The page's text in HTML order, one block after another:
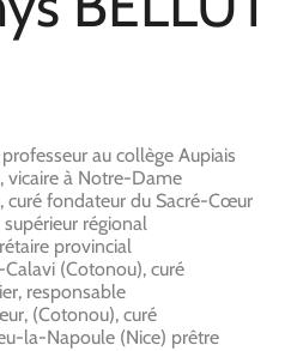
au collège Aupiais
vicaire à Notre-Dame
curé fondateur du Sacré-Cœur
régional
provincial
(Cotonou), curé
responsable
(Cotonou), curé
la-Napoule (Nice) prêtre